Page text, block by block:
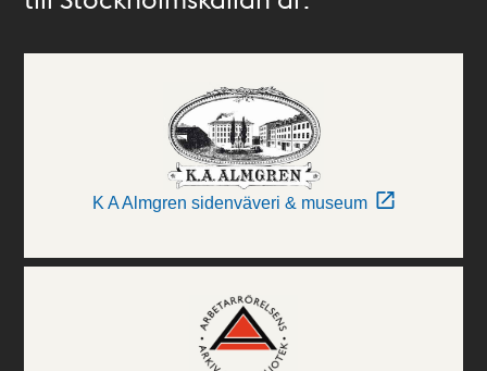
K A Almgren sidenväveri & museum